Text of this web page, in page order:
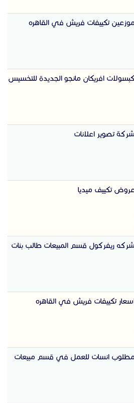
تكييفات فريش في القاهره
كبسولات افريكان مانجو الجديدة للتخسيس
شركة تصوير اعلانات
تكييف ميديا
شركه ريفركول قسم المبيعات طالب بنات
تكييفات فريش في القاهره
انسات للعمل في قسم مبيعات